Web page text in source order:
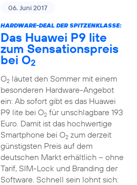
06. Juni 2017
HARDWARE-DEAL DER SPITZENKLASSE:
Das Huawei P9 lite
zum Sensationspreis
bei O2
O2läutet den Sommer mit einem
besonderen Hardware-Angebot
ein: Ab sofort gibt es das Huawei
P9 lite bei O2für unschlagbare 193
Euro. Damit ist das hochwertige
Smartphone bei O2zum derzeit
günstigsten Preis auf dem
deutschen Markt erhältlich – ohne
Tarif, SIM-Lock und Branding der
Software. Schnell sein lohnt sich: